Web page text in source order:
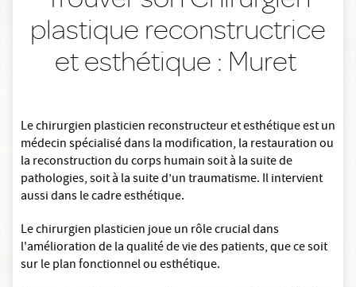
plastique reconstructrice
et esthétique : Muret
Le chirurgien plasticien reconstructeur et esthétique est un
médecin spécialisé dans la modification, la restauration ou
la reconstruction du corps humain soit à la suite de
pathologies, soit à la suite d’un traumatisme. Il intervient
aussi dans le cadre esthétique.
Le chirurgien plasticien joue un rôle crucial dans
l'amélioration de la qualité de vie des patients, que ce soit
sur le plan fonctionnel ou esthétique.